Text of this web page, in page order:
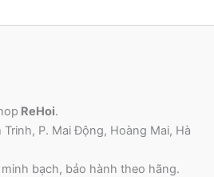
ReHoi.
P. Mai Động, Hoàng Mai, Hà
bạch, bảo hành theo hãng.